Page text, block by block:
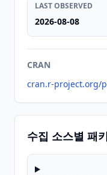
LAST OBSERVED
2026-08-08
CRAN
cran.r-project.org/
수집 소스별 패